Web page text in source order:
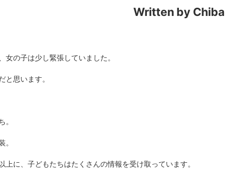
Written by Chiba
女の子は少し緊張していました。
と思います。
。
。
上に、子どもたちはたくさんの情報を受け取っています。